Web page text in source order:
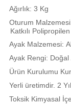
Ağırlık: 3 Kg
Oturum
Katkılı Polipropilen
Ayak Malzemesi:
Ayak Rengi: Doğal
Ürün Kurulumu
Yerli üretimdir. 2
Toksik Kimyasal